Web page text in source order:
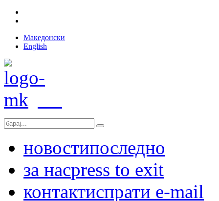
Македонски
English
новостипоследно
за насpress to exit
контактиспрати e-mail